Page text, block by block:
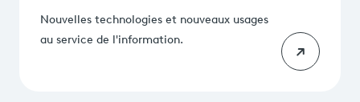
Nouvelles technologies et nouveaux usages
au service de l'information.